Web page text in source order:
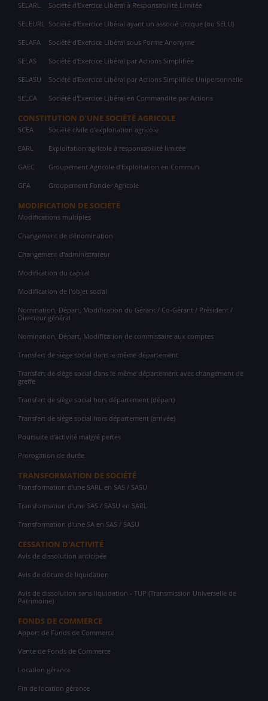
SELARL Société d'Exercice Libéral à Responsabilité Limitée
SELEURL Société d'Exercice Libéral ayant un associé Unique (ou SELU)
SELAFA Société d'Exercice Libéral sous Forme Anonyme
SELAS Société d'Exercice Libéral par Actions Simplifiée
SELASU Société d'Exercice Libéral par Actions Simplifiée Unipersonnelle
SELCA Société d'Exercice Libéral en Commandite par Actions
CONSTITUTION D'UNE SOCIÉTÉ AGRICOLE
SCEA Société civile d'exploitation agricole
EARL Exploitation agricole à responsabilité limitée
GAEC Groupement Agricole d'Exploitation en Commun
GFA Groupement Foncier Agricole
MODIFICATION DE SOCIÉTÉ
Modifications multiples
Changement de dénomination
Changement d'administrateur
Modification du capital
Modification de l'objet social
Nomination, Départ, Modification du Gérant / Co-Gérant / Président /
Directeur général
Nomination, Départ, Modification de commissaire aux comptes
Transfert de siège social dans le même département
Transfert de siège social dans le même département avec changement de
greffe
Transfert de siège social hors département (départ)
Transfert de siège social hors département (arrivée)
Poursuite d'activité malgré pertes
Prorogation de durée
TRANSFORMATION DE SOCIÉTÉ
Transformation d'une SARL en SAS / SASU
Transformation d'une SAS / SASU en SARL
Transformation d'une SA en SAS / SASU
CESSATION D'ACTIVITÉ
Avis de dissolution anticipée
Avis de clôture de liquidation
Avis de dissolution sans liquidation - TUP (Transmission Universelle de
Patrimoine)
FONDS DE COMMERCE
Apport de Fonds de Commerce
Vente de Fonds de Commerce
Location gérance
Fin de location gérance